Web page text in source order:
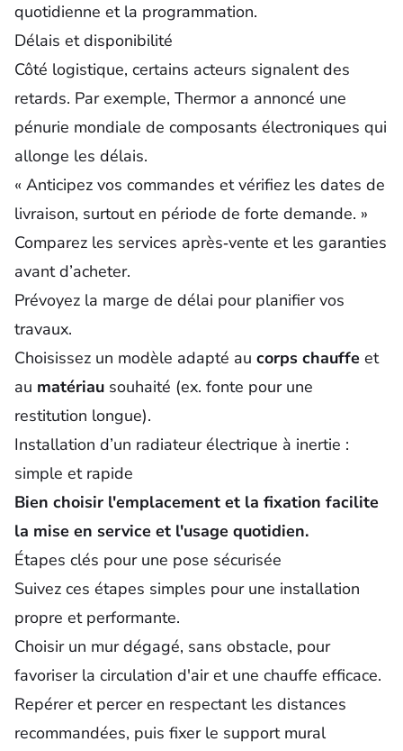
quotidienne et la programmation.
Délais et disponibilité
Côté logistique, certains acteurs signalent des
retards. Par exemple, Thermor a annoncé une
pénurie mondiale de composants électroniques qui
allonge les délais.
« Anticipez vos commandes et vérifiez les dates de
livraison, surtout en période de forte demande. »
Comparez les services après‑vente et les garanties
avant d’acheter.
Prévoyez la marge de délai pour planifier vos
travaux.
Choisissez un modèle adapté au corps chauffe et
au matériau souhaité (ex. fonte pour une
restitution longue).
Installation d’un radiateur électrique à inertie :
simple et rapide
Bien choisir l'emplacement et la fixation facilite
la mise en service et l'usage quotidien.
Étapes clés pour une pose sécurisée
Suivez ces étapes simples pour une installation
propre et performante.
Choisir un mur dégagé, sans obstacle, pour
favoriser la circulation d'air et une chauffe efficace.
Repérer et percer en respectant les distances
recommandées, puis fixer le support mural